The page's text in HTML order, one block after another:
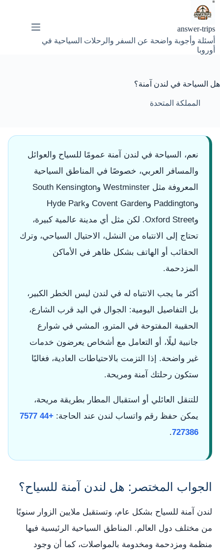
التجاوز
إلى
answer-trips
أسئلة وأجوبة واضحة عن السفر والرحلات السياحية في
أوروبا
هل السياحة في لندن آمنة؟
المملكة المتحدة
نعم، السياحة في لندن آمنة عمومًا للسياح والعوائل
والمسافر العربي، خصوصًا في المناطق السياحية
المعروفة مثل Westminster وSouth Kensington
وPaddington وCovent Garden وHyde Park
وOxford Street. لكن مثل أي مدينة عالمية كبيرة،
تحتاج إلى الانتباه من النشل، الاحتيال السياحي، وترك
الحقائب أو الهاتف بشكل ظاهر في الأماكن
المزدحمة.
أكثر ما يجب الانتباه له في لندن ليس الخطر الكبير،
بل التفاصيل اليومية: الجوال في اليد قرب الشارع،
الحقيبة المفتوحة في المترو، المشي في شوارع
جانبية ليلًا، أو التعامل مع أشخاص يعرضون خدمات
غير واضحة. إذا التزمت بالاحتياطات العادية، فغالبًا
ستكون رحلتك آمنة ومريحة.
للتنقل العائلي أو استقبال المطار بطريقة مريحة،
يمكن حفظ رقم واتساب لندن عند الحاجة:
+44 7577
727386
.
الجواب المختصر: هل لندن آمنة للسياح؟
لندن آمنة للسياح بشكل عام، وتستقبل ملايين الزوار سنويًا
من مختلف دول العالم. المناطق السياحية الرئيسية فيها
منظمة ومزدحمة ومخدومة بالمواصلات، كما أن وجود